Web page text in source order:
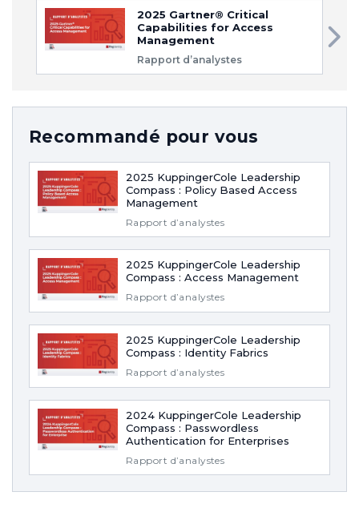
2025 Gartner® Critical
Capabilities for Access
Management
Rapport d’analystes
Recommandé pour vous
2025 KuppingerCole Leadership
Compass : Policy Based Access
Management
Rapport d’analystes
2025 KuppingerCole Leadership
Compass : Access Management
Rapport d’analystes
2025 KuppingerCole Leadership
Compass : Identity Fabrics
Rapport d’analystes
2024 KuppingerCole Leadership
Compass : Passwordless
Authentication for Enterprises
Rapport d’analystes